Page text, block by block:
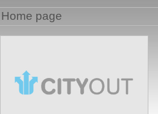
Home page